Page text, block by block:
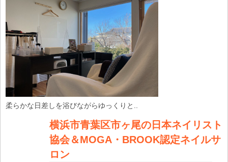
柔らかな日差しを浴びながらゆっくりと..
横浜市青葉区市ヶ尾の日本ネイリスト
協会＆MOGA・BROOK認定ネイルサ
ロン